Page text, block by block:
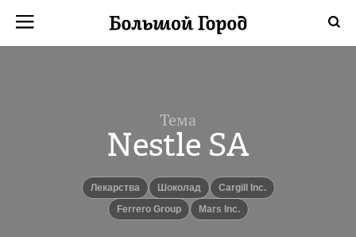
Тема
Nestle SA
лекарства шоколад
Cargill Inc.
Ferrero Group
Mars Inc.